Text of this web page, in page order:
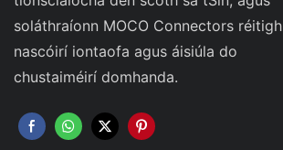
soláthraíonn MOCO Connectors réitigh
nascóirí iontaofa agus áisiúla do
chustaiméirí domhanda.